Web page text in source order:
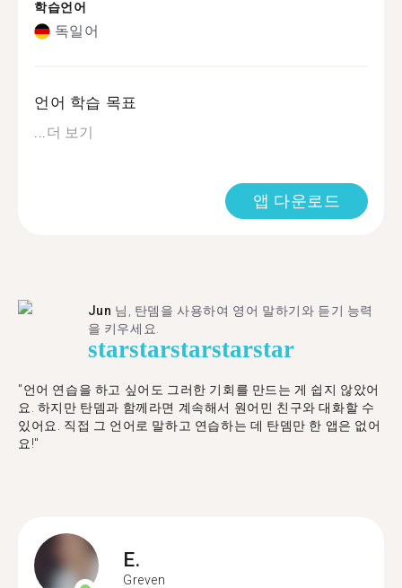
학습언어
독일어
언어 학습 목표
...더 보기
앱 다운로드
Jun 님, 탄뎀을 사용하여 영어 말하기와 듣기 능력
을 키우세요.
starstarstarstarstar
"언어 연습을 하고 싶어도 그러한 기회를 만드는 게 쉽지 않았어
요. 하지만 탄뎀과 함께라면 계속해서 원어민 친구와 대화할 수
있어요. 직접 그 언어로 말하고 연습하는 데 탄뎀만 한 앱은 없어
요!"
E.
Greven